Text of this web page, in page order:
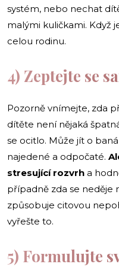
systém, nebo nechat
malými kuličkami. Když
celou rodinu.
4) Zeptejte se
Pozorně vnímejte, zda
dítěte není nějaká
se ocitlo. Může jít o
najedené a odpočaté.
stresující rozvrh a
případně zda se neděje
způsobuje citovou
vyřešte to.
5) Formulujte